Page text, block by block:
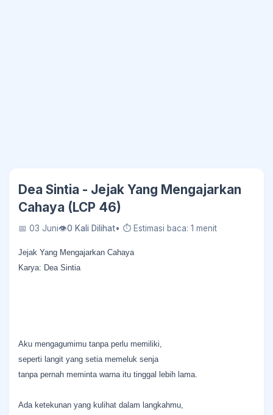
Dea Sintia - Jejak Yang Mengajarkan
Cahaya (LCP 46)
📅 03 Juni👁0 Kali Dilihat• ⏱ Estimasi baca: 1 menit
Jejak Yang Mengajarkan Cahaya
Karya: Dea Sintia
Aku mengagumimu tanpa perlu memiliki,
seperti langit yang setia memeluk senja
tanpa pernah meminta warna itu tinggal lebih lama.
Ada ketekunan yang kulihat dalam langkahmu,